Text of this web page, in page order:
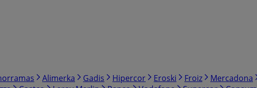
Alimerka Gadis Hipercor Eroski Froiz Mercadona